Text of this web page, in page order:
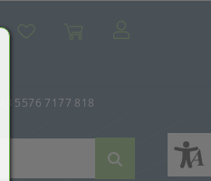
Wunschliste
+43 5576 7177 818